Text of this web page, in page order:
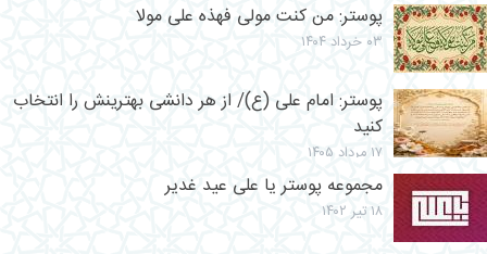
پوستر: من کنت مولی فهذه علی مولا
۰۳ خرداد ۱۴۰۴
پوستر: امام علی (ع)/ از هر دانشى بهترينش را انتخاب
كنيد
۱۷ مرداد ۱۴۰۵
مجموعه پوستر یا علی عید غدیر
۱۸ تیر ۱۴۰۲